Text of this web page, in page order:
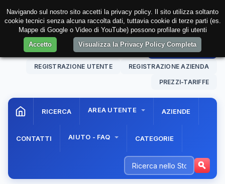
06 Aug. 202613:40:37 AREA RISERVATA
REGISTRAZIONE UTENTE REGISTRAZIONE AZIENDA
PREZZI-TARIFFE
RICERCA AREA UTENTE AZIENDE
CONTATTI AIUTO - FAQ CATEGORIE
Navigando sul nostro sito accetti la privacy policy. Il sito utilizza soltanto
cookie tecnici senza alcuna raccolta dati, tuttavia cookie di terze parti (es.
Mappe di Google o Video di YouTube) possono profilare gli utenti
Accetto
Visualizza la Privacy Policy Completa